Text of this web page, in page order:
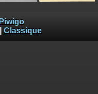
Piwigo
Classique